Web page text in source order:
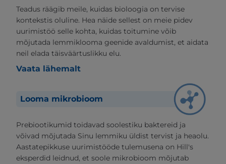
Teadus räägib meile, kuidas bioloogia on tervise
kontekstis oluline. Hea näide sellest on meie pidev
uurimistöö selle kohta, kuidas toitumine võib
mõjutada lemmiklooma geenide avaldumist, et aidata
neil elada täisväärtuslikku elu.
Vaata lähemalt
Looma mikrobioom
Prebiootikumid toidavad soolestiku baktereid ja
võivad mõjutada Sinu lemmiku üldist tervist ja heaolu.
Aastatepikkuse uurimistööde tulemusena on Hill's
eksperdid leidnud, et soole mikrobioom mõjutab